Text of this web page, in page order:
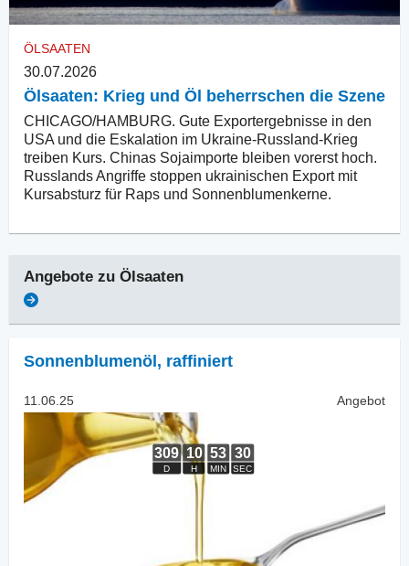
ÖLSAATEN
30.07.2026
Ölsaaten: Krieg und Öl beherrschen die Szene
CHICAGO/HAMBURG. Gute Exportergebnisse in den
USA und die Eskalation im Ukraine-Russland-Krieg
treiben Kurs. Chinas Sojaimporte bleiben vorerst hoch.
Russlands Angriffe stoppen ukrainischen Export mit
Kursabsturz für Raps und Sonnenblumenkerne.
Angebote zu Ölsaaten
Sonnenblumenöl , raffiniert
11.06.25 Angebot